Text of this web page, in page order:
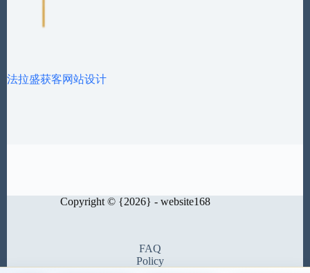
法拉盛获客网站设计
Copyright © {2026} - website168
FAQ
Policy